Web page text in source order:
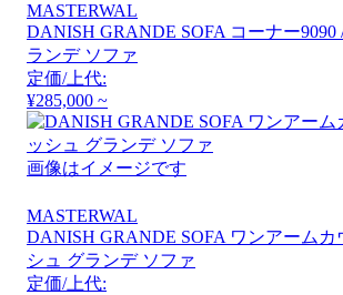
MASTERWAL
DANISH GRANDE SOFA コーナー9090
ランデ ソファ
定価/上代:
¥285,000 ~
画像はイメージです
MASTERWAL
DANISH GRANDE SOFA ワンアームカ
シュ グランデ ソファ
定価/上代: